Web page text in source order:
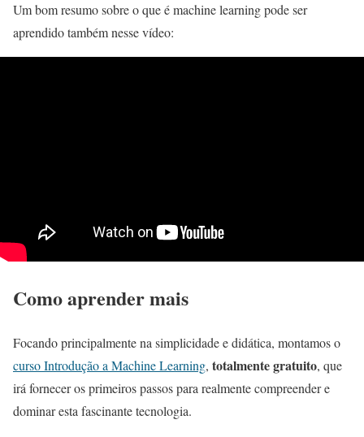
Um bom resumo sobre o que é machine learning pode ser
aprendido também nesse vídeo:
Como aprender mais
Focando principalmente na simplicidade e didática, montamos o
curso Introdução a Machine Learning, totalmente gratuito, que
irá fornecer os primeiros passos para realmente compreender e
dominar esta fascinante tecnologia.